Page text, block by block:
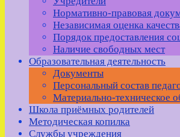
Нормативно-правовая
Независимая оценка
Порядок предоставления
Наличие свободных мест
Образовательная деятельность
Документы
Персональный состав
Материально-техническое
Школа приёмных родителей
Методическая копилка
Службы учреждения